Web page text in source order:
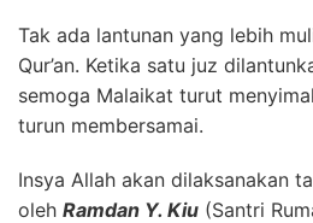
Tak ada lantunan yang lebih
Qur’an. Ketika satu juz
semoga Malaikat turut
turun membersamai.
Insya Allah akan dilaksanakan
oleh Ramdan Y. Kiu (Santri